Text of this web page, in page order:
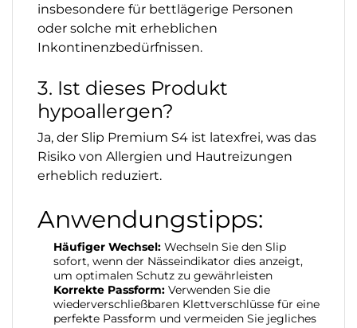
insbesondere für bettlägerige Personen
oder solche mit erheblichen
Inkontinenzbedürfnissen.
3. Ist dieses Produkt
hypoallergen?
Ja, der Slip Premium S4 ist latexfrei, was das
Risiko von Allergien und Hautreizungen
erheblich reduziert.
Anwendungstipps:
Häufiger Wechsel: Wechseln Sie den Slip
sofort, wenn der Nässeindikator dies anzeigt,
um optimalen Schutz zu gewährleisten
Korrekte Passform: Verwenden Sie die
wiederverschließbaren Klettverschlüsse für eine
perfekte Passform und vermeiden Sie jegliches